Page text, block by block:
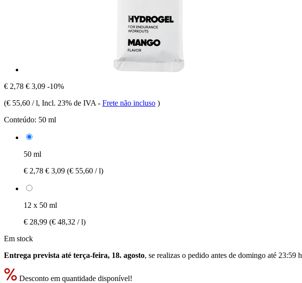
€ 2,78 € 3,09 -10%
(€ 55,60 / l, Incl. 23% de IVA - Frete não incluso )
Conteúdo: 50 ml
50 ml
€ 2,78 € 3,09 (€ 55,60 / l)
12 x 50 ml
€ 28,99 (€ 48,32 / l)
Em stock
Entrega prevista até terça-feira, 18. agosto, se realizas o pedido antes de domingo até 23:59 h
Desconto em quantidade disponível!